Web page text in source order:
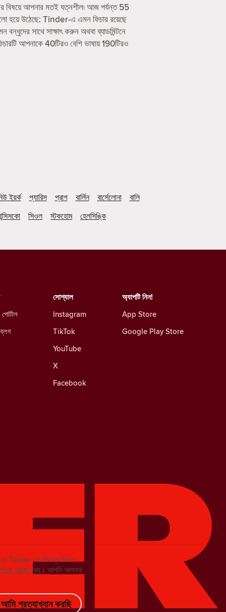
বিষয়ে আপনার মতই যত্নশীল৷ আজ পর্যন্ত 55
হয়ে উঠেছে: Tinder-এ এমন ফিচার রয়েছে
সাথে সাক্ষাৎ করুন অথবা ব্যাডমিন্টনে
আপনাকে 40টিরও বেশি ভাষায় 190টিরও
ইয়র্ক প্যারিস প্রাগ বার্লিন বার্সেলোনা
বালি
সিওল স্টকহোম হেলসিঙ্কি
সোশ্যাল
Instagram
TikTok
YouTube
X
Facebook
অ্যাপটি নিন!
App Store
Google Play Store
Tinder-এর নিজস্ব বিপণন
আরো তথ্য। আপনি আপনার
আমি প্রত্যাখ্যান করছি